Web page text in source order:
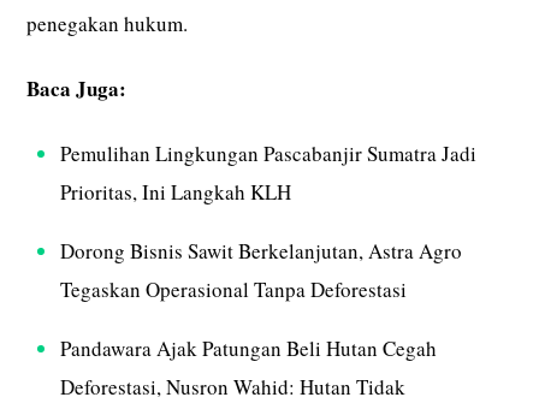
penegakan hukum.
Baca Juga:
Pemulihan Lingkungan Pascabanjir Sumatra Jadi
Prioritas, Ini Langkah KLH
Dorong Bisnis Sawit Berkelanjutan, Astra Agro
Tegaskan Operasional Tanpa Deforestasi
Pandawara Ajak Patungan Beli Hutan Cegah
Deforestasi, Nusron Wahid: Hutan Tidak